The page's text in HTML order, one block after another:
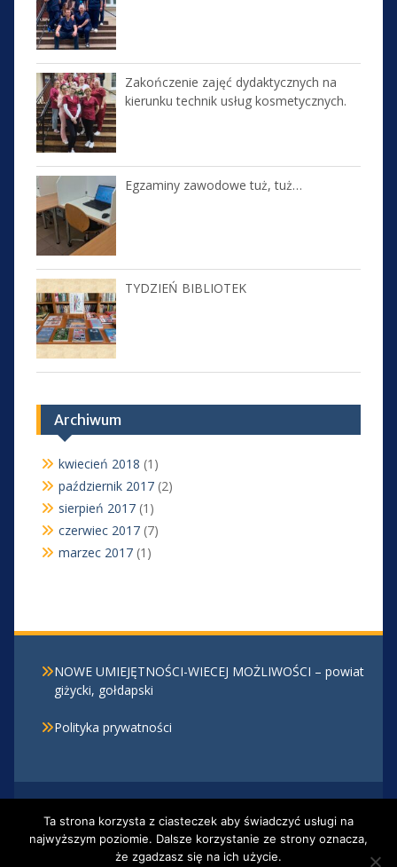
Zakończenie zajęć dydaktycznych na
kierunku technik usług kosmetycznych.
Egzaminy zawodowe tuż, tuż…
TYDZIEŃ BIBLIOTEK
Archiwum
kwiecień 2018 (1)
październik 2017(2)
sierpień 2017(1)
czerwiec 2017(7)
marzec 2017(1)
NOWE UMIEJĘTNOŚCI-WIECEJ MOŻLIWOŚCI – powiat
giżycki, gołdapski
Polityka prywatności
Giżycku, Al. 1 Maja 30 , 11-500 Giżycko, tel. 87 428 20
12
Ta strona korzysta z ciasteczek aby świadczyć usługi na
najwyższym poziomie. Dalsze korzystanie ze strony oznacza,
że zgadzasz się na ich użycie.